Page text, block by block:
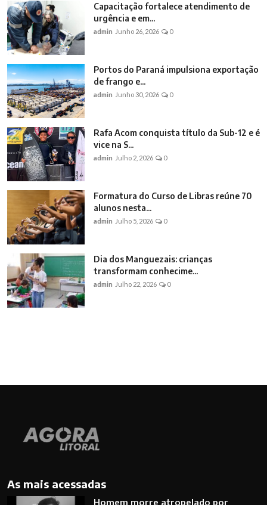
Capacitação fortalece atendimento de
urgência e em...
admin Junho 26, 2026 0
Portos do Paraná impulsiona exportação
de frango e...
admin Junho 30, 2026 0
Rafa Acom conquista título da Sub-12 e é
vice na S...
admin Julho 2, 2026 0
Formatura do Curso de Libras reúne 70
alunos nesta...
admin Julho 5, 2026 0
Dia dos Manguezais: crianças
transformam conhecime...
admin Julho 22, 2026 0
As mais acessadas
Homem morre atropelado por